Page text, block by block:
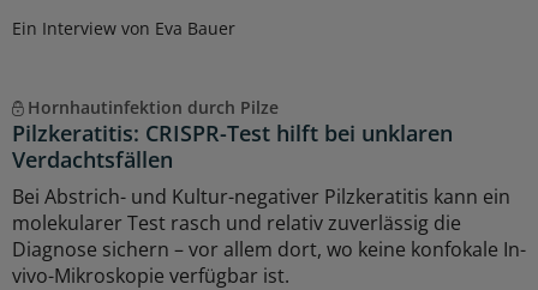
Ein Interview von Eva Bauer
Hornhautinfektion durch Pilze
Pilzkeratitis: CRISPR-Test hilft bei unklaren
Verdachtsfällen
Bei Abstrich- und Kultur-negativer Pilzkeratitis kann ein
molekularer Test rasch und relativ zuverlässig die
Diagnose sichern – vor allem dort, wo keine konfokale In-
vivo-Mikroskopie verfügbar ist.